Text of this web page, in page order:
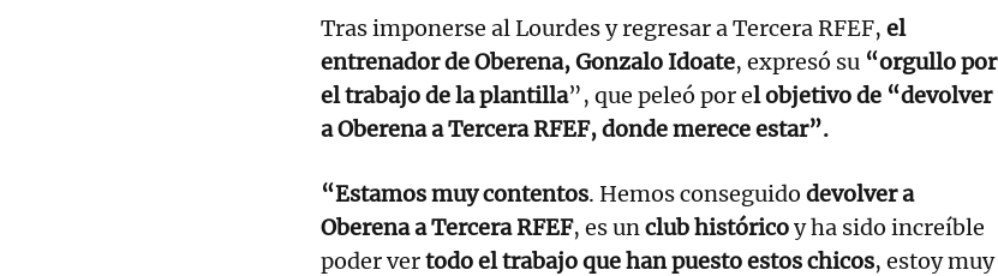
Tras imponerse al Lourdes y regresar a Tercera RFEF, el
entrenador de Oberena, Gonzalo Idoate, expresó su “orgullo por
el trabajo de la plantilla”, que peleó por el objetivo de “devolver
a Oberena a Tercera RFEF, donde merece estar”.
“Estamos muy contentos. Hemos conseguido devolver a
Oberena a Tercera RFEF, es unclub históricoy ha sido increíble
poder vertodo el trabajo que han puesto estos chicos, estoy muy